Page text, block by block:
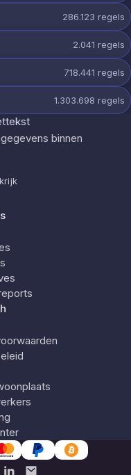
286.123 regels
2.041 regels
718.441 regels
1.303.698 regels
binnen